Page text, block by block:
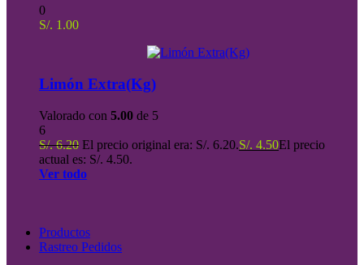
0
S/. 1.00
Limón Extra(Kg)
Valorado con 5.00 de 5
6
S/.6.20 El precio original era: S/. 6.20.S/. 4.50El precio
actual es: S/. 4.50.
Ver todo
Productos
Rastreo Pedidos